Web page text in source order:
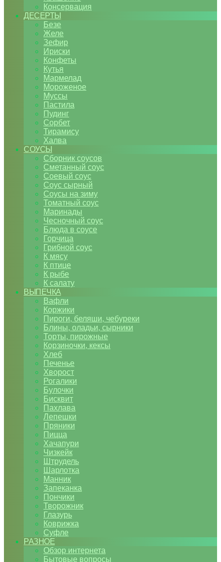
Консервация
ДЕСЕРТЫ
Безе
Желе
Зефир
Ириски
Конфеты
Кутья
Мармелад
Мороженое
Муссы
Пастила
Пудинг
Сорбет
Тирамису
Халва
СОУСЫ
Сборник соусов
Сметанный соус
Соевый соус
Соус сырный
Соусы на зиму
Томатный соус
Маринады
Чесночный соус
Блюда в соусе
Горчица
Грибной соус
К мясу
К птице
К рыбе
К салату
ВЫПЕЧКА
Вафли
Коржики
Пироги, беляши, чебуреки
Блины, оладьи, сырники
Торты, пирожные
Корзиночки, кексы
Хлеб
Печенье
Хворост
Рогалики
Булочки
Бисквит
Пахлава
Лепешки
Пряники
Пицца
Хачапури
Чизкейк
Штрудель
Шарлотка
Манник
Запеканка
Пончики
Творожник
Глазурь
Коврижка
Суфле
РАЗНОЕ
Обзор интернета
Бытовые вопросы